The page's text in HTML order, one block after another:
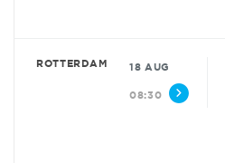
ROTTERDAM 18 AUG
08:30